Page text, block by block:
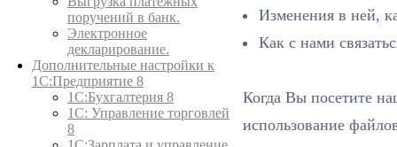
поручений в банк.
Электронное
декларирование.
Дополнительные настройки к
1С:Предприятие 8
1С:Бухгалтерия 8
1C: Управление торговлей
8
Изменения в ней,
Как с нами
Когда Вы посетите
использование